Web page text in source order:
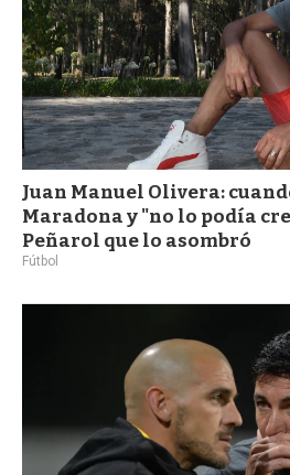
Juan Manuel Olivera:
Maradona y "no lo podía
Peñarol que lo asombró
Fútbol